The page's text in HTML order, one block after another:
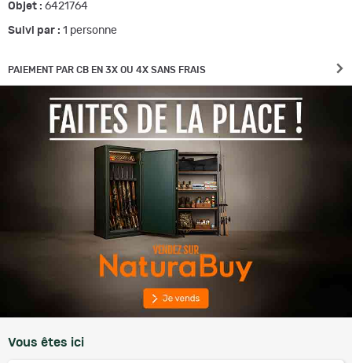
Objet : 6421764
Suivi par : 1 personne
PAIEMENT PAR CB EN 3X OU 4X SANS FRAIS
Vous êtes ici